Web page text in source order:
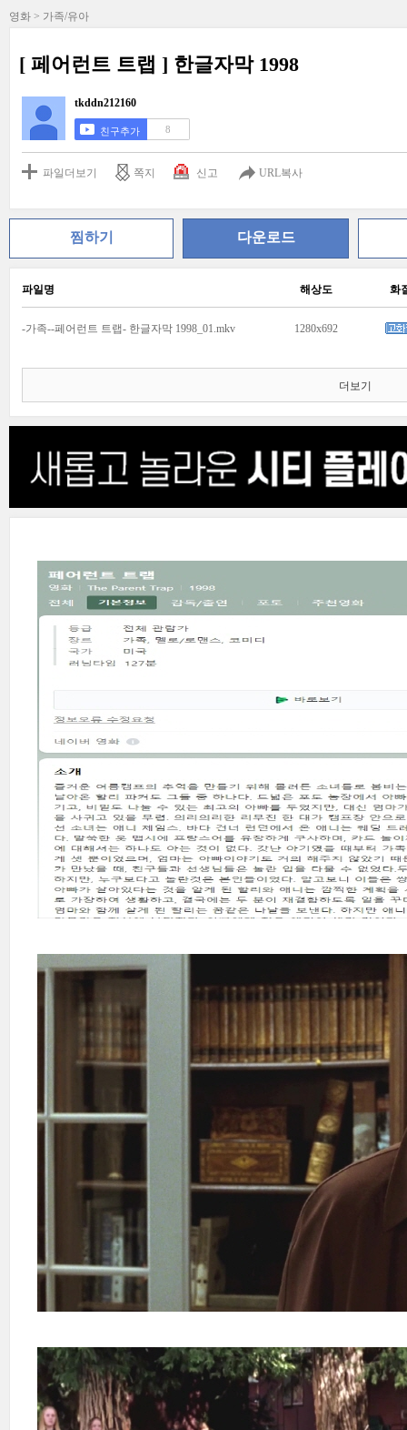
영화 > 가족/유아
[ 페어런트 트랩 ] 한글자막 1998
tkddn212160
친구추가 8
파일더보기 쪽지 신고 URL복사
찜하기 다운로드
파일명 해상도 화
-가족--페어런트 트랩- 한글자막 1998_01.mkv 1280x692
더보기